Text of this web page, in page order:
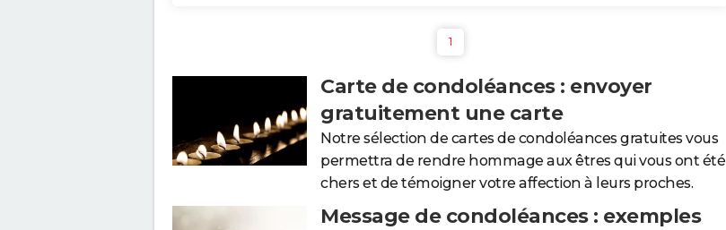
1
Carte de condoléances : envoyer
gratuitement une carte
Notre sélection de cartes de condoléances gratuites vous
permettra de rendre hommage aux êtres qui vous ont été
chers et de témoigner votre affection à leurs proches.
Message de condoléances : exemples